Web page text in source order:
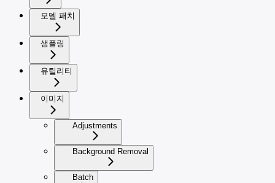
모델 패치
샘플링
유틸리티
이미지
Adjustments
Background Removal
Batch